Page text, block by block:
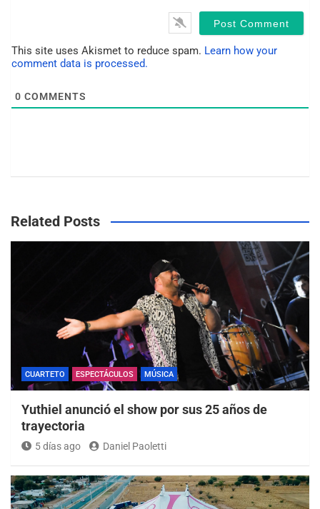
This site uses Akismet to reduce spam. Learn how your
comment data is processed.
0 COMMENTS
Related Posts
CUARTETO ESPECTÁCULOS MÚSICA
Yuthiel anunció el show por sus 25 años de
trayectoria
5 días ago Daniel Paoletti